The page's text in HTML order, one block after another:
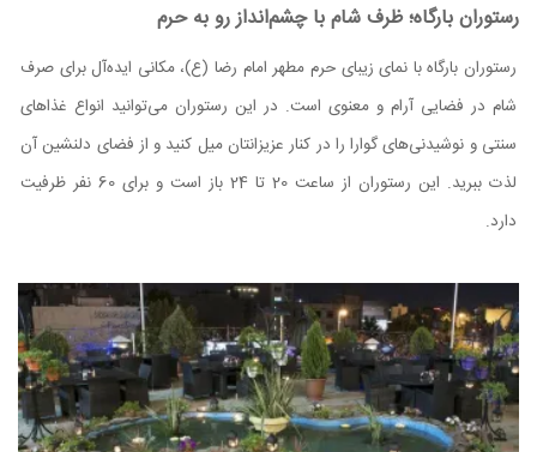
رستوران بارگاه؛ ظرف شام با چشم‌انداز رو به حرم
رستوران بارگاه با نمای زیبای حرم مطهر امام رضا (ع)، مکانی ایده‌آل برای صرف
شام در فضایی آرام و معنوی است. در این رستوران می‌توانید انواع غذاهای
سنتی و نوشیدنی‌های گوارا را در کنار عزیزانتان میل کنید و از فضای دلنشین آن
لذت ببرید. این رستوران از ساعت 20 تا 24 باز است و برای 60 نفر ظرفیت
دارد.